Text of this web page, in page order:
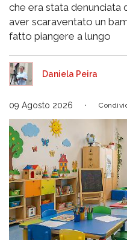
che era stata denunciata
aver scaraventato un
fatto piangere a lungo
Daniela Peira
09 Agosto 2026